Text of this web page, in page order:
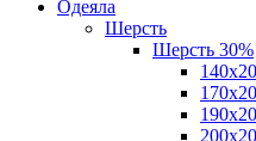
Одеяла
Шерсть
Шерсть 30%